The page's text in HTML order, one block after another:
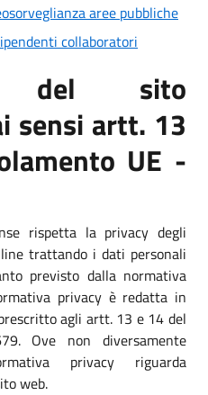
aree pubbliche
collaboratori
del sito
sensi artt. 13
UE -
rispetta la privacy degli
trattando i dati personali
previsto dalla normativa
privacy è redatta in
agli artt. 13 e 14 del
Ove non diversamente
privacy riguarda
web.